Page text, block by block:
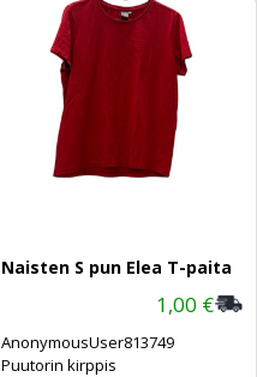
Naisten S pun Elea T-paita
1,00 €
AnonymousUser813749
Puutorin kirppis